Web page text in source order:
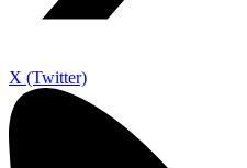
X (Twitter)